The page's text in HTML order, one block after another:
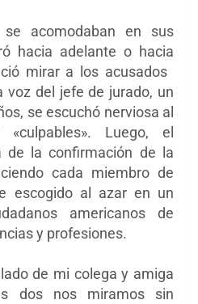
acomodaban en sus
hacia adelante o hacia
mirar a los acusados
voz del jefe de jurado, un
se escuchó nerviosa al
Luego, el
de la confirmación de la
cada miembro de
escogido al azar en un
americanos de
y profesiones.
de mi colega y amiga
dos nos miramos sin